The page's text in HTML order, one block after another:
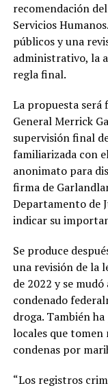
recomendación
Servicios
públicos y una
administrativo, la
regla final.
La propuesta
General Merrick
supervisión final
familiarizada con
anonimato para
firma de
Departamento de
indicar su
Se produce
una revisión de la
de 2022 y se
condenado
droga. También
locales que tomen
condenas por
“Los registros